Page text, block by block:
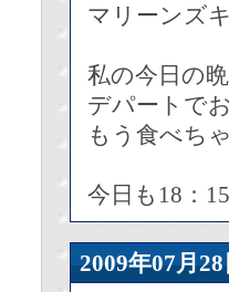
マリーンズ
私の今日の
デパートで
もう食べち
今日も18：
2009年07